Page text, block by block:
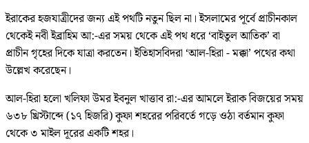
ইরাকের হজযাত্রীদের জন্য এই পথটি নতুন ছিল না। ইসলামের পূর্বে প্রাচীনকাল
থেকেই নবী ইব্রাহিম আ:-এর সময় থেকে এই পথ ধরে ‘বাইতুল আতিক’ বা
প্রাচীন গৃহের দিকে যাত্রা করতেন। ইতিহাসবিদরা ‘আল-হিরা - মক্কা’ পথের কথা
উল্লেখ করেছেন।
আল-হিরা হলো খলিফা উমর ইবনুল খাত্তাব রা:-এর আমলে ইরাক বিজয়ের সময়
৬৩৮ খ্রিস্টাব্দে (১৭ হিজরি) কুফা শহরের পরিবর্তে গড়ে ওঠা বর্তমান কুফা
থেকে ৩ মাইল দূরের একটি শহর।